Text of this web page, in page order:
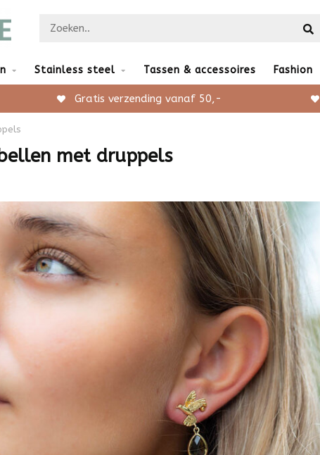
Stainless steel Tassen & accessoires Fashion
Gratis verzending vanaf 50,-
met druppels